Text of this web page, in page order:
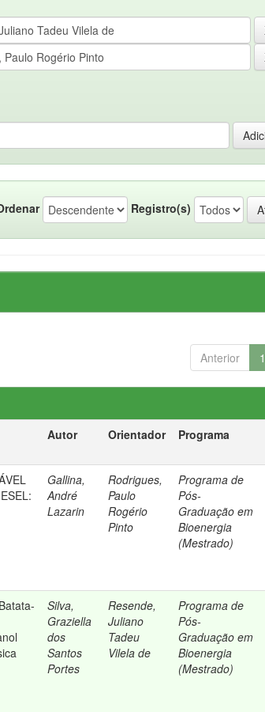
Registro(s)
Anterior 1
Autor Orientador Programa
Gallina,
André
Lazarin
Rodrigues,
Paulo
Rogério
Pinto
Programa de
Pós-
Graduação em
Bioenergia
(Mestrado)
Silva,
Graziella
dos
Santos
Portes
Resende,
Juliano
Tadeu
Vilela de
Programa de
Pós-
Graduação em
Bioenergia
(Mestrado)